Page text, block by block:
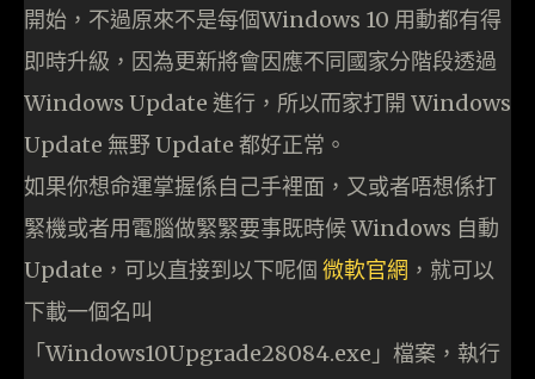
開始，不過原來不是每個Windows 10 用動都有得
即時升級，因為更新將會因應不同國家分階段透過
Windows Update 進行，所以而家打開 Windows
Update 無野 Update 都好正常。
如果你想命運掌握係自己手裡面，又或者唔想係打
緊機或者用電腦做緊緊要事既時候 Windows 自動
Update，可以直接到以下呢個 微軟官網 ，就可以
下載一個名叫
「Windows10Upgrade28084.exe」檔案，執行